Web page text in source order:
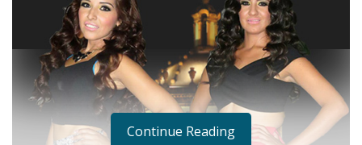
Continue Reading